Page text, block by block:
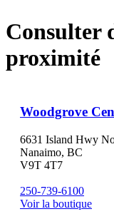
Consulter
proximité
Woodgrove
6631 Island Hwy
Nanaimo, BC
V9T 4T7
250-739-6100
Voir la boutique